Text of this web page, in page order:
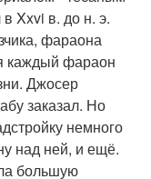
Xxvi в. до н. э.
фараона
каждый фараон
Джосер
заказал. Но
немного
над ней, и ещё.
большую